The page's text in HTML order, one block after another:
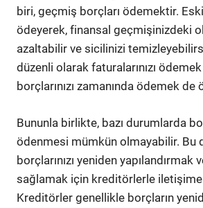
biri, geçmiş borçları ödemektir. Eski
ödeyerek, finansal geçmişinizdeki
azaltabilir ve sicilinizi
düzenli olarak faturalarınızı
borçlarınızı zamanında ödemek de
Bununla birlikte, bazı durumlarda
ödenmesi mümkün olmayabilir. Bu
borçlarınızı yeniden yapılandırmak
sağlamak için kreditörlerle
Kreditörler genellikle borçların